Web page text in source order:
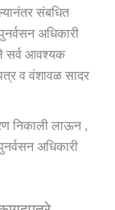
संबधित
अधिकारी
सर्व आवश्यक
व वंशावळ सादर
निकाली लाऊन ,
अधिकारी